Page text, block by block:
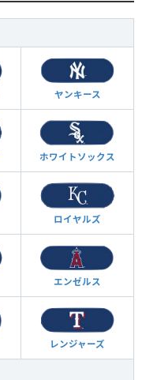
ヤンキース
ホワイトソックス
ロイヤルズ
エンゼルス
レンジャーズ